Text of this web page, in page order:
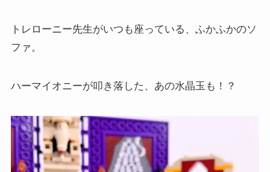
トレローニー先生がいつも座っている、ふかふかのソ
ファ。
ハーマイオニーが叩き落した、あの水晶玉も！？